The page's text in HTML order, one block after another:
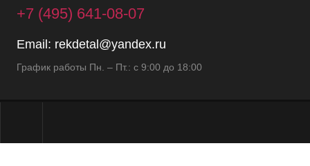
+7 (495) 641-08-07
Email: rekdetal@yandex.ru
График работы Пн. – Пт.: с 9:00 до 18:00